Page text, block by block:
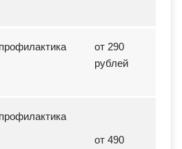
от 290
рублей
от 490